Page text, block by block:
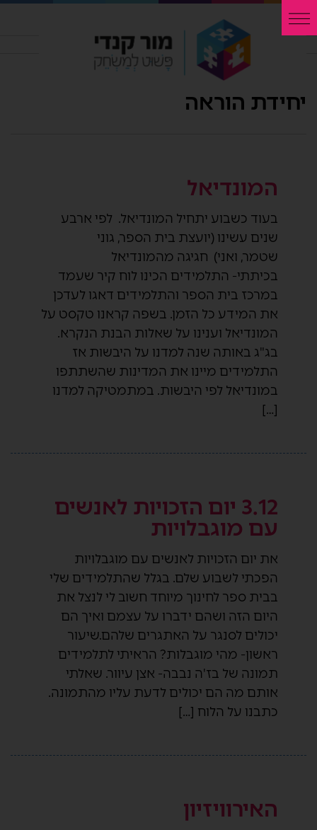
יחידת הוראה
המונדיאל
בעוד כשבוע יתחיל המונדיאל. לפי ארבע
שנים עשינו (יועצת בית הספר, גוני
שטמר, ואני) חגיגה מהמונדיאל
בכיתתי- התלמידים הכינו לוח קיר שעמד
במרכז בית הספר והתלמידים דאגו לעדכן
את המידע כל הזמן. בשפה קראנו טקסט על
המונדיאל וענינו על שאלות הבנת הנקרא.
בג"ג באותה שנה למדנו על היבשות אז
התלמידים מיינו את המדינות שהשתתפו
במונדיאל לפי היבשות. במתמטיקה למדנו
[…]
3.12 יום הזכויות לאנשים
עם מוגבלויות
את יום הזכויות לאנשים עם מוגבלויות
הפכתי לשבוע שלם. בגלל שהתלמידים שלי
בבית ספר לחינוך מיוחד חשוב לי לנצל את
היום הזה ושהם ידברו על עצמם ואיך הם
יכולים לסנגר על האתגרים שלהם.שיעור
ראשון- מהי מוגבלות? הראיתי לתלמידים
תמונה של בז'ה נבבה- אצן עיוור. שאלתי
אותם מה הם יכולים לדעת עליו מהתמונה.
כתבנו על הלוח […]
האירוויזיון